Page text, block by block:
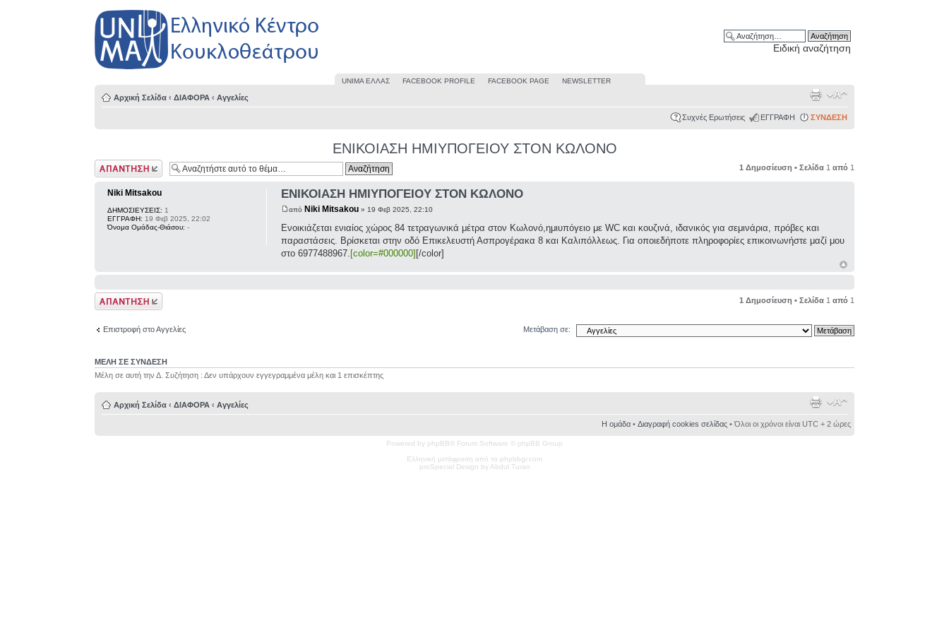
Ειδική αναζήτηση
UΝΙΜΑ ΕΛΛΑΣ FACEBOOK PROFILE FACEBOOK PAGE NEWSLETTER
Αρχική Σελίδα ‹ ΔΙΑΦΟΡΑ ‹ Αγγελίες
Συχνές Ερωτήσεις ΕΓΓΡΑΦΗ ΣΥΝΔΕΣΗ
ΕΝΙΚΟΙΑΣΗ ΗΜΙΥΠΟΓΕΙΟΥ ΣΤΟΝ ΚΩΛΟΝΟ
Δημιουργία
απάντησης
1 Δημοσίευση • Σελίδα 1 από 1
ΕΝΙΚΟΙΑΣΗ ΗΜΙΥΠΟΓΕΙΟΥ ΣΤΟΝ ΚΩΛΟΝΟ
από Niki Mitsakou» 19 Φεβ 2025, 22:10
Ενοικιάζεται ενιαίος χώρος 84 τετραγωνικά μέτρα στον Κωλονό,ημιυπόγειο με WC και κουζινά, ιδανικός για σεμινάρια, πρόβες και
παραστάσεις. Βρίσκεται στην οδό Επικελευστή Ασπρογέρακα 8 και Καλιπόλλεως. Για οποιεδήποτε πληροφορίες επικοινωνήστε μαζί μου
στο 6977488967. [color=#000000] [/color]
Niki Mitsakou
ΔΗΜΟΣΙΕΥΣΕΙΣ: 1
ΕΓΓΡΑΦΗ: 19 Φεβ 2025, 22:02
Όνομα Ομάδας-Θιάσου: -
Δημιουργία
απάντησης
1 Δημοσίευση • Σελίδα 1 από 1
Επιστροφή στο Αγγελίες Μετάβαση σε:
ΜΕΛΗ ΣΕ ΣΥΝΔΕΣΗ
Μέλη σε αυτή την Δ. Συζήτηση : Δεν υπάρχουν εγγεγραμμένα μέλη και 1 επισκέπτης
Αρχική Σελίδα ‹ ΔΙΑΦΟΡΑ ‹ Αγγελίες
Η ομάδα• Διαγραφή cookies σελίδας• Όλοι οι χρόνοι είναι UTC + 2 ώρες
Powered by phpBB® Forum Software © phpBB Group
Ελληνική μετάφραση από το phpbbgr.com
proSpecial Design by Abdul Turan